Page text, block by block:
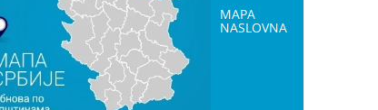
MAPA
NASLOVNA